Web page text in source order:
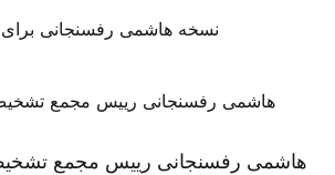
هاشمی رفسنجانی رییس مجمع